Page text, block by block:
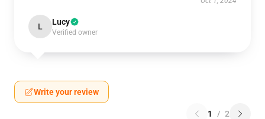
L Lucy
Verified owner
Write your review
1 / 2